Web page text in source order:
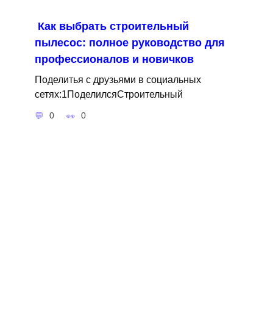
Как выбрать строительный
пылесос: полное руководство для
профессионалов и новичков
Поделитья с друзьями в социальных
сетях:1ПоделилсяСтроительный
0 0